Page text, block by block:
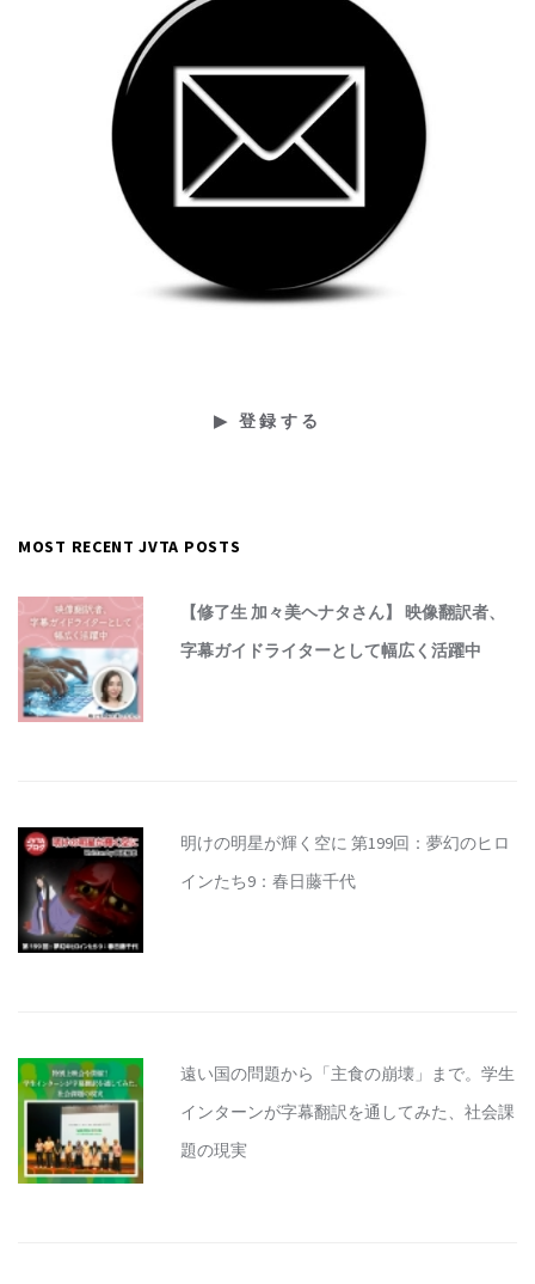
MOST RECENT JVTA POSTS
【修了生 加々美ヘナタさん】 映像翻訳者、
字幕ガイドライターとして幅広く活躍中
明けの明星が輝く空に 第199回：夢幻のヒロ
インたち9：春日藤千代
遠い国の問題から「主食の崩壊」まで。学生
インターンが字幕翻訳を通してみた、社会課
題の現実